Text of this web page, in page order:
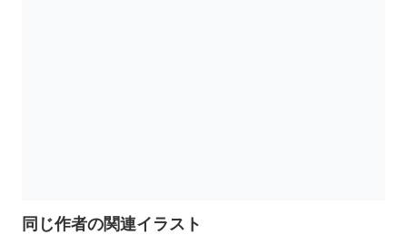
同じ作者の関連イラスト